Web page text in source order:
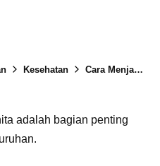
Kesehatan Cara Menjaga Kesehatan Reproduksi Wanita
adalah bagian penting